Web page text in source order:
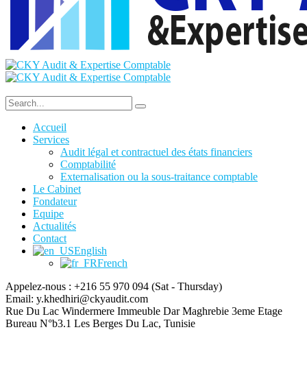
Accueil
Services
Audit légal et contractuel des états financiers
Comptabilité
Externalisation ou la sous-traitance comptable
Le Cabinet
Fondateur
Equipe
Actualités
Contact
English
French
Appelez-nous : +216 55 970 094 (Sat - Thursday)
Email: y.khedhiri@ckyaudit.com
Rue Du Lac Windermere Immeuble Dar Maghrebie 3eme Etage
Bureau N°b3.1 Les Berges Du Lac, Tunisie